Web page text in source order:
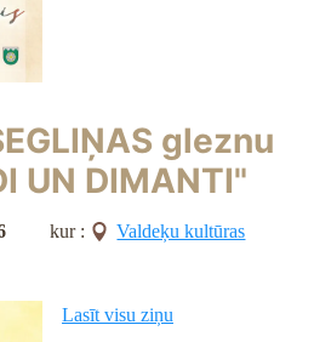
gleznu
UN DIMANTI"
kur :
Valdeķu kultūras
Lasīt visu ziņu